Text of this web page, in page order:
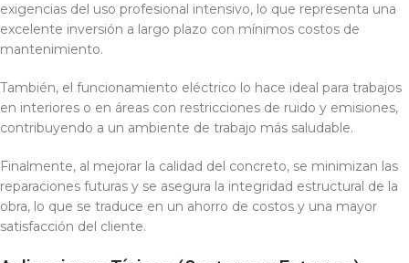
exigencias del uso profesional intensivo, lo que representa una
excelente inversión a largo plazo con mínimos costos de
mantenimiento.
También, el funcionamiento eléctrico lo hace ideal para trabajos
en interiores o en áreas con restricciones de ruido y emisiones,
contribuyendo a un ambiente de trabajo más saludable.
Finalmente, al mejorar la calidad del concreto, se minimizan las
reparaciones futuras y se asegura la integridad estructural de la
obra, lo que se traduce en un ahorro de costos y una mayor
satisfacción del cliente.